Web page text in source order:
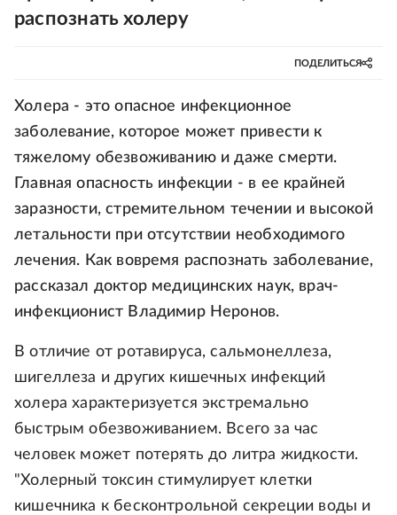
распознать холеру
ПОДЕЛИТЬСЯ
Холера - это опасное инфекционное
заболевание, которое может привести к
тяжелому обезвоживанию и даже смерти.
Главная опасность инфекции - в ее крайней
заразности, стремительном течении и высокой
летальности при отсутствии необходимого
лечения. Как вовремя распознать заболевание,
рассказал доктор медицинских наук, врач-
инфекционист Владимир Неронов.
В отличие от ротавируса, сальмонеллеза,
шигеллеза и других кишечных инфекций
холера характеризуется экстремально
быстрым обезвоживанием. Всего за час
человек может потерять до литра жидкости.
"Холерный токсин стимулирует клетки
кишечника к бесконтрольной секреции воды и